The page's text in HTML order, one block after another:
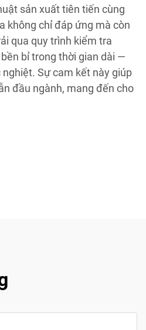
sản xuất tiên tiến cùng
không chỉ đáp ứng mà còn
qua quy trình kiểm tra
bỉ trong thời gian dài —
Sự cam kết này giúp
đầu ngành, mang đến cho